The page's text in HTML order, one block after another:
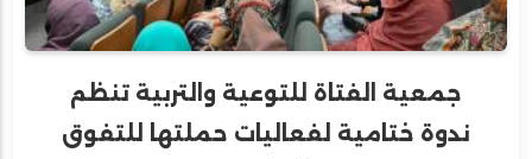
جمعية الفتاة للتوعية والتربية تنظم
ندوة ختامية لفعاليات حملتها للتفوق